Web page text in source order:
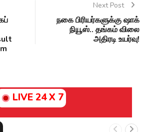
Next Post
நகை பிரியர்களுக்கு ஷாக்
நியூஸ்.. தங்கம் விலை
அதிரடி உயர்வு!
LIVE 24 X 7